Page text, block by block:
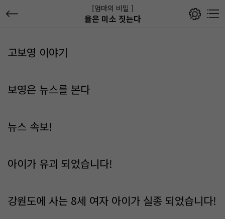
[엄마의 비밀 ]
율은 미소 짓는다
고보영 이야기
보영은 뉴스를 본다
뉴스 속보!
아이가 유괴 되었습니다!
강원도에 사는 8세 여자 아이가 실종 되었습니다!